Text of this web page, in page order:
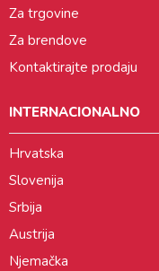
Za trgovine
Za brendove
Kontaktirajte prodaju
INTERNACIONALNO
Hrvatska
Slovenija
Srbija
Austrija
Njemačka